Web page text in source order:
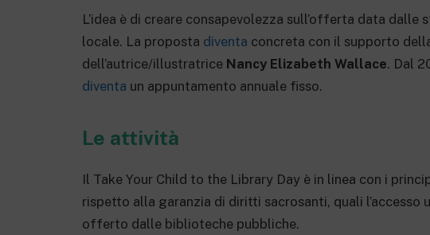
L’idea è di creare consapevolezza sull’offerta data
locale. La proposta diventa concreta con il supporto
dell’autrice/illustratrice Nancy Elizabeth Wallace. Dal
diventa un appuntamento annuale fisso.
Le attività
Il Take Your Child to the Library Day è in linea con i
rispetto alla garanzia di diritti sacrosanti, quali l’accesso
offerto dalle biblioteche pubbliche.